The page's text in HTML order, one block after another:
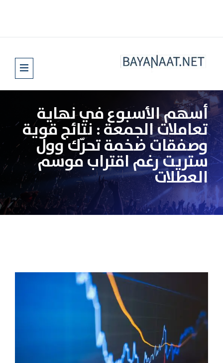
أسهم الأسبوع في نهاية
تعاملات الجمعة : نتائج قوية
وصفقات ضخمة تحرّك وول
ستريت رغم اقتراب موسم
العطلات